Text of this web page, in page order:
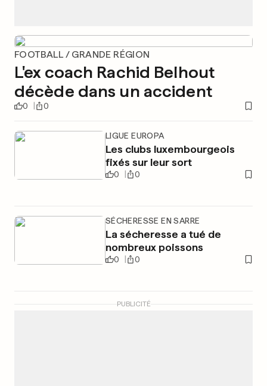
FOOTBALL / GRANDE RÉGION
L'ex coach Rachid Belhout
décède dans un accident
0 0
LIGUE EUROPA
Les clubs luxembourgeois
fixés sur leur sort
0 0
SÉCHERESSE EN SARRE
La sécheresse a tué de
nombreux poissons
0 0
PUBLICITÉ